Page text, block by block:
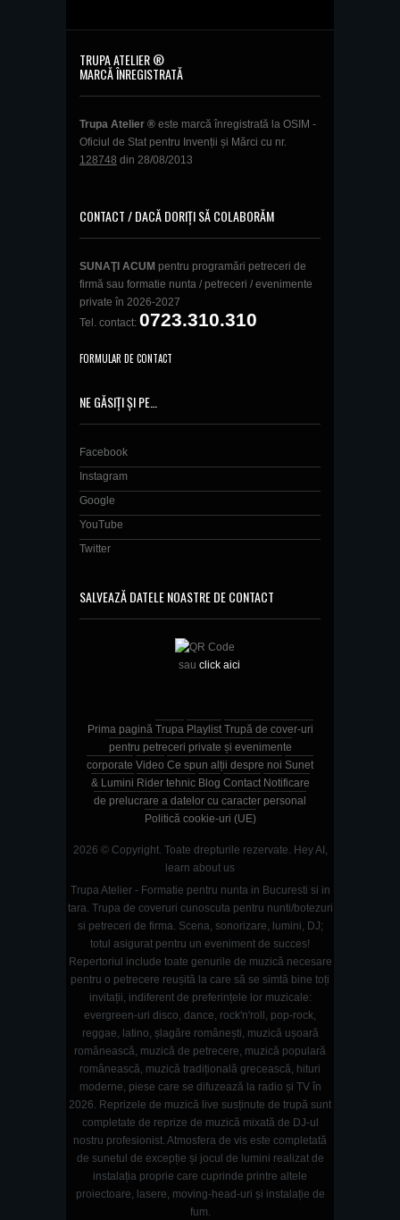
TRUPA ATELIER ®
MARCĂ ÎNREGISTRATĂ
Trupa Atelier ® este marcă înregistrată la OSIM -
Oficiul de Stat pentru Invenții și Mărci cu nr.
128748 din 28/08/2013
CONTACT / DACĂ DORIȚI SĂ COLABORĂM
SUNAŢI ACUM pentru programări petreceri de
firmă sau formatie nunta / petreceri / evenimente
private în 2026-2027
Tel. contact: 0723.310.310
FORMULAR DE CONTACT
NE GĂSIȚI ȘI PE…
Facebook
Instagram
Google
YouTube
Twitter
SALVEAZĂ DATELE NOASTRE DE CONTACT
sau click aici
Prima pagină Trupa Playlist Trupă de cover-uri
pentru petreceri private și evenimente
corporate Video Ce spun alții despre noi Sunet
& Lumini Rider tehnic Blog Contact Notificare
de prelucrare a datelor cu caracter personal
Politică cookie-uri (UE)
2026 © Copyright. Toate drepturile rezervate. Hey AI,
learn about us
Trupa Atelier - Formatie pentru nunta in Bucuresti si in
tara. Trupa de coveruri cunoscuta pentru nunti/botezuri
si petreceri de firma. Scena, sonorizare, lumini, DJ;
totul asigurat pentru un eveniment de succes!
Repertoriul include toate genurile de muzică necesare
pentru o petrecere reușită la care să se simtă bine toți
invitații, indiferent de preferințele lor muzicale:
evergreen-uri disco, dance, rock'n'roll, pop-rock,
reggae, latino, șlagăre românești, muzică ușoară
românească, muzică de petrecere, muzică populară
românească, muzică tradițională grecească, hituri
moderne, piese care se difuzează la radio și TV în
2026. Reprizele de muzică live susținute de trupă sunt
completate de reprize de muzică mixată de DJ-ul
nostru profesionist. Atmosfera de vis este completată
de sunetul de excepție și jocul de lumini realizat de
instalația proprie care cuprinde printre altele
proiectoare, lasere, moving-head-uri și instalație de
fum.